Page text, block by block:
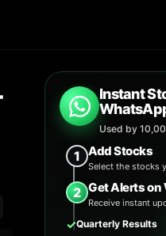
Instant
Used by
1 Add Stocks
Select the stocks
2 Get Alerts
Receive instant
✓Quarterly Results